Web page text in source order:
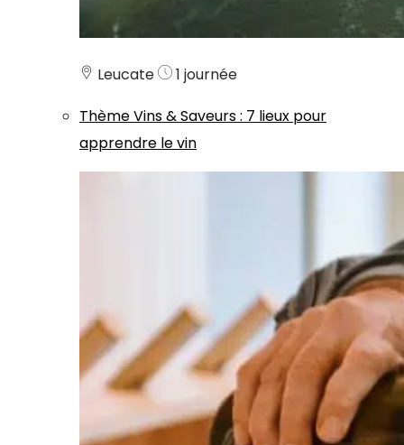
Leucate
1 journée
ThèmeVins & Saveurs: 7 lieux pour
apprendre le vin